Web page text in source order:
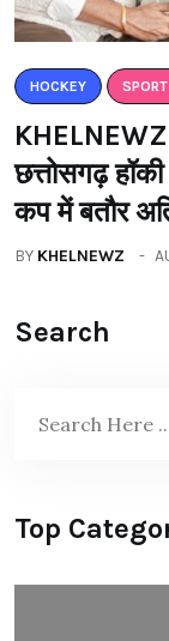
HOCKEY
छत्तोसगढ़
कप में बतौर
BY KHELNEWZ
Search
Top